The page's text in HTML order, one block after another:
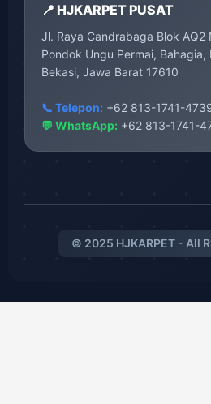
📍 HJKARPET PUSAT
Jl. Raya Candrabaga Blok AQ2
Pondok Ungu Permai, Bahagia,
Bekasi, Jawa Barat 17610
📞 Telepon: +62 813-1741-
💬 WhatsApp: +62 813-1741-
© 2025 HJKARPET - All